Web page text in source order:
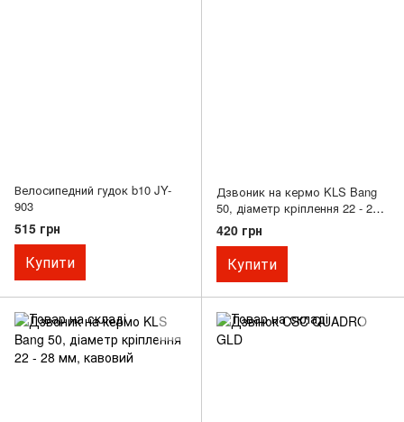
Велосипедний гудок b10 JY-
903
515 грн
Купити
Дзвоник на кермо KLS Bang
50, діаметр кріплення 22 - 25
мм, золотистий
420 грн
Купити